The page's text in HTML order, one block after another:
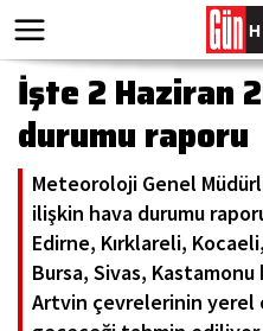
İşte 2 Haziran
durumu raporu
Meteoroloji Genel
ilişkin hava durumu
Edirne, Kırklareli,
Bursa, Sivas, Kastamonu
Artvin çevrelerinin yerel